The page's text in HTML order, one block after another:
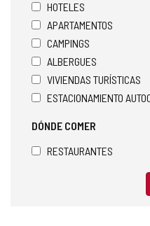
HOTELES
APARTAMENTOS
CAMPINGS
ALBERGUES
VIVIENDAS TURÍSTICAS
ESTACIONAMIENTO
DÓNDE COMER
RESTAURANTES